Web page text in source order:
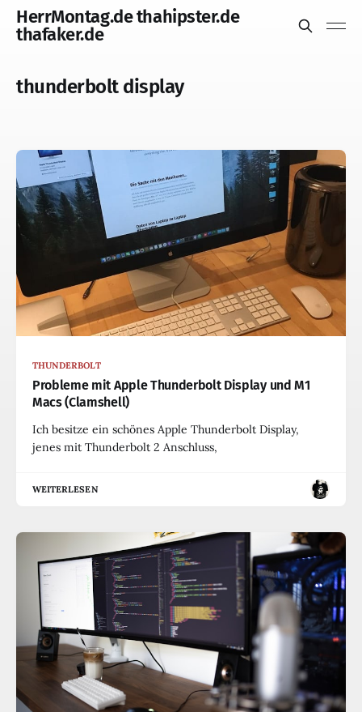
HerrMontag.de thahipster.de
thafaker.de
thunderbolt display
THUNDERBOLT
Probleme mit Apple Thunderbolt Display und M1
Macs (Clamshell)
Ich besitze ein schönes Apple Thunderbolt Display,
jenes mit Thunderbolt 2 Anschluss,
WEITERLESEN